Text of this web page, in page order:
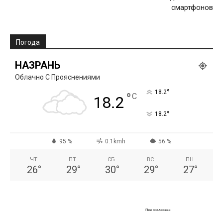
смартфонов
Погода
НАЗРАНЬ
Облачно С Прояснениями
18.2 °C 18.2°
18.2°
95 % 0.1kmh 56 %
ЧТ
26°
ПТ
29°
СБ
30°
ВС
29°
ПН
27°